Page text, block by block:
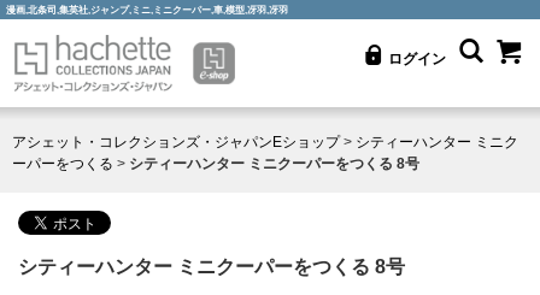
漫画,北条司,集英社,ジャンプ,ミニ,ミニクーパー,車,模型,冴羽,冴羽
ログイン
アシェット・コレクションズ・ジャパンEショップ> シティーハンター ミニク
ーパーをつくる > シティーハンター ミニクーパーをつくる 8号
シティーハンター ミニクーパーをつくる 8号